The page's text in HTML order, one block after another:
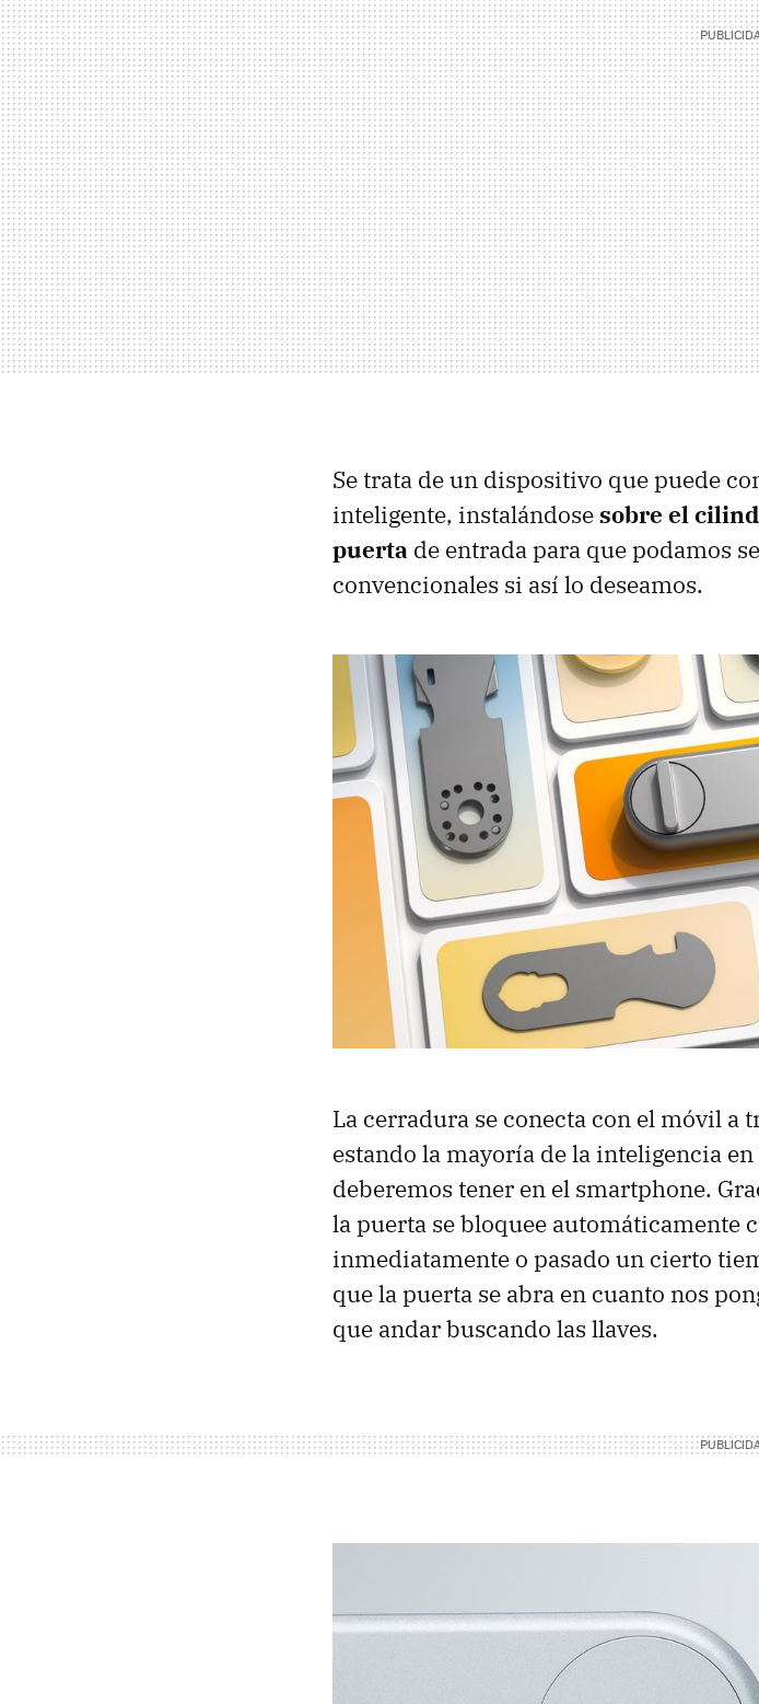
Se trata de un dispositivo que puede
inteligente, instalándosesobre el
puerta de entrada para que podamos
convencionales si así lo deseamos.
La cerradura se conecta con el móvil a
estando la mayoría de la inteligencia
deberemos tener en el smartphone.
la puerta se bloquee automáticamente
inmediatamente o pasado un cierto
que la puerta se abra en cuanto nos
que andar buscando las llaves.